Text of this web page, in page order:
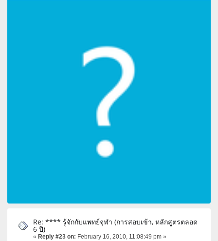
Re: **** รู้จักกับแพทย์จุฬา (การสอบเข้า, หลักสูตรตลอด
6 ปี)
« Reply #23 on: February 16, 2010, 11:08:49 pm »